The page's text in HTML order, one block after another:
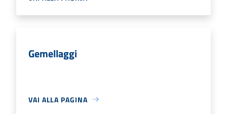
Gemellaggi
VAI ALLA PAGINA